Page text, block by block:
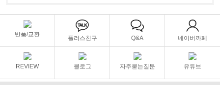
반품/교환
플러스친구 Q&A 네이버까페
REVIEW 블로그 자주묻는질문 유튜브